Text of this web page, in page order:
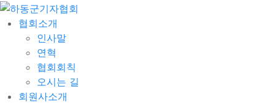
협회소개
인사말
연혁
협회회칙
오시는 길
회원사소개